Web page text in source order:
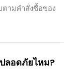
ตามคำสั่งซื้อของ
ลอดภัยไหม?